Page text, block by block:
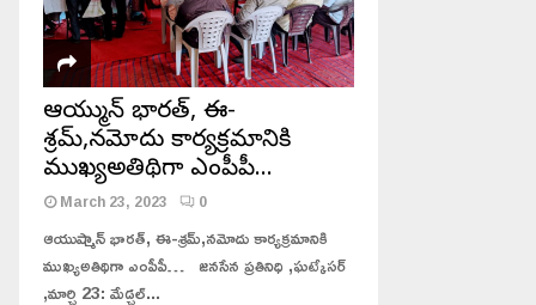
ఆయుష్మాన్ భారత్, ఈ-
శ్రమ్,నమోదు కార్యక్రమానికి
ముఖ్యఅతిథిగా ఎంపీపీ…
March 23, 2023 0
ఆయుష్మాన్ భారత్, ఈ-శ్రమ్,నమోదు కార్యక్రమానికి
ముఖ్యఅతిథిగా ఎంపీపీ… జనసేన ప్రతినిధి ,ఘట్కేసర్
,మార్చి 23: మేడ్చల్...